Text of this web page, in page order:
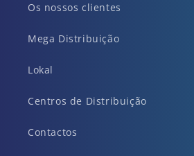
Os nossos clientes
Mega Distribuição
Lokal
Centros de Distribuição
Contactos